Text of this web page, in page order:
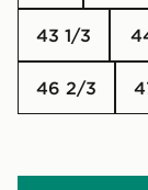
43 1/3
46 2/3